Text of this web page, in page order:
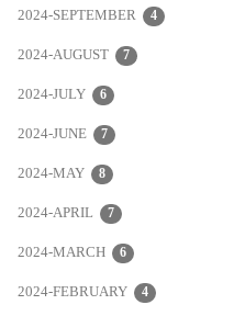
2024-SEPTEMBER 4
2024-AUGUST 7
2024-JULY 6
2024-JUNE 7
2024-MAY 8
2024-APRIL 7
2024-MARCH 6
2024-FEBRUARY 4